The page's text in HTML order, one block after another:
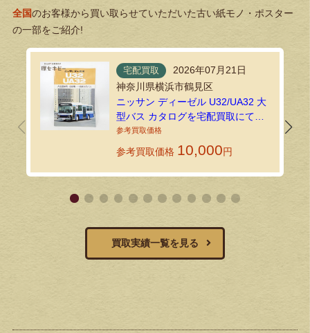
全国のお客様から買い取らせていただいた古い紙モノ・ポスター
の一部をご紹介!
宅配買取
2026年07月21日
神奈川県横浜市鶴見区
ニッサン ディーゼル U32/UA32 大
型バス カタログを宅配買取にてお
送りいただきました！
参考買取価格 10,000円
買取実績一覧を見る